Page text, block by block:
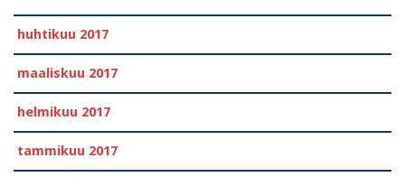
huhtikuu 2017
maaliskuu 2017
helmikuu 2017
tammikuu 2017